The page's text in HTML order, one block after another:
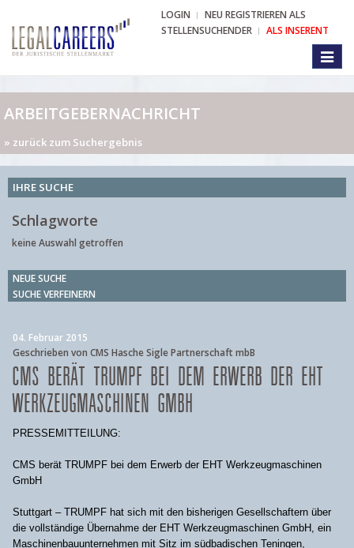
LOGIN
NEU REGISTRIEREN ALS
STELLENSUCHENDER
ALS INSERENT
ARBEITGEBERNACHRICHT
» zurück zum Suchergebnis
IHRE SUCHE
Schlagworte
keine Auswahl getroffen
NEUE SUCHE
SUCHE VERFEINERN
04. Februar 2015
Geschrieben von CMS Hasche Sigle Partnerschaft mbB
CMS BERÄT TRUMPF BEI DEM ERWERB DER EHT
WERKZEUGMASCHINEN GMBH
PRESSEMITTEILUNG:
CMS berät TRUMPF bei dem Erwerb der EHT Werkzeugmaschinen
GmbH
Stuttgart – TRUMPF hat sich mit den bisherigen Gesellschaftern über
die vollständige Übernahme der EHT Werkzeugmaschinen GmbH, ein
Maschinenbauunternehmen mit Sitz im südbadischen Teningen,